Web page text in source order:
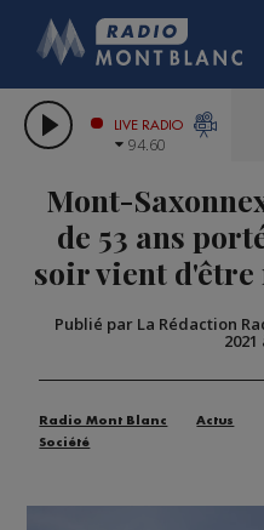
LES
GRAND MASSIF
COMPAGNIE
LIVE RADIO
94.60
Mont-
de 53 ans
soir vient
Publié par La Rédaction
2021
Radio Mont Blanc
Actus
Société